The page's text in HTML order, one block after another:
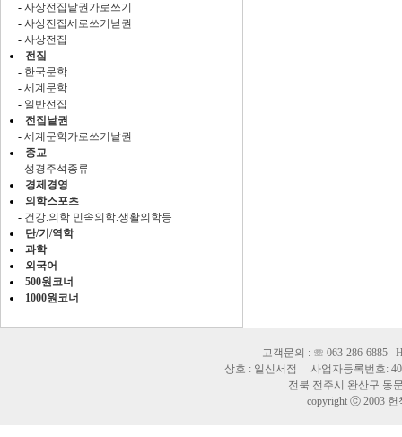
- 사상전집낱권가로쓰기
- 사상전집세로쓰기낟권
- 사상전집
전집
- 한국문학
- 세계문학
- 일반전집
전집낱권
- 세계문학가로쓰기낱권
종교
- 성경주석종류
경제경영
의학스포츠
- 건강.의학 민속의학.생활의학등
단/기/역학
과학
외국어
500원코너
1000원코너
고객문의 : ☏ 063-286-
상호 : 일신서점 사업자등록번호:
전북 전주시 완산구 동
copyright ⓒ 2003 헌